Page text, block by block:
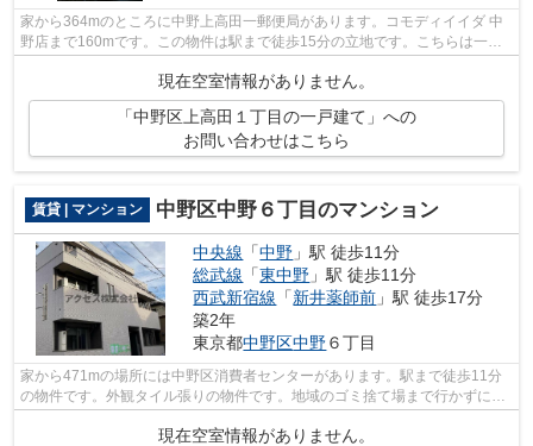
家から364mのところに中野上高田一郵便局があります。コモディイイダ 中
野店まで160mです。この物件は駅まで徒歩15分の立地です。こちらは一戸
現在空室情報がありません。
「中野区上高田１丁目の一戸建て」への
お問い合わせはこちら
賃貸 | マンション 中野区中野６丁目のマンション
中央線 「中野 」駅 徒歩11分
総武線 「東中野 」駅 徒歩11分
西武新宿線 「新井薬師前 」駅 徒歩17分
築2年
東京都中野区中野６丁目
家から471mの場所には中野区消費者センターがあります。駅まで徒歩11分
の物件です。外観タイル張りの物件です。地域のゴミ捨て場まで行かずにサ
ッとゴミ出しできるように、共用部にゴ...
現在空室情報がありません。